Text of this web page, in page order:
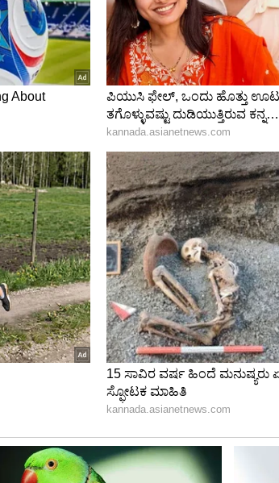
ಕಾಯುವುದು ತಪ್ಪು
ನಡೆಸಬೇಕು
ಆಯೋಜಿಸಬೇಕು
ಮುಂದೂಡಬಾರದು
ಮೀಸಲು ನೀಡುವಂತಿಲ್ಲ
ಶೇ.50 ಮೀರುವಂತಿಲ್ಲ
ಚುನಾವಣೆ ನಡೆಸಬೇಕು
ಮುಂದೂಡಬಾರದು
ಆಡಳಿತ ಸರಪಳಿ ಕಡಿತವಾಗುತ್ತೆ
ಸಾಂವಿಧಾನಿಕ ಬಾಧ್ಯತೆ
ಎಂದು ಪರಿಗಣಿಸಿ
ಅಧಿಸೂಚನೆ ಹೊರಡಿಸಿ
ನೀಡಿರುವ ಆದೇಶದ ಬಗ್ಗೆ